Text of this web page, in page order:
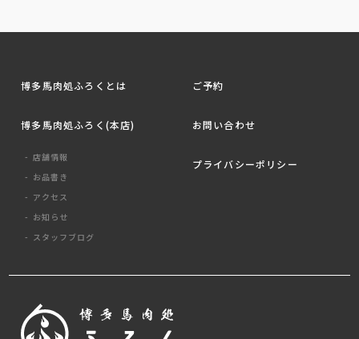
博多馬肉処ふろくとは
博多馬肉処ふろく(本店)
店舗情報
お品書き
アクセス
お知らせ
スタッフブログ
ご予約
お問い合わせ
プライバシーポリシー